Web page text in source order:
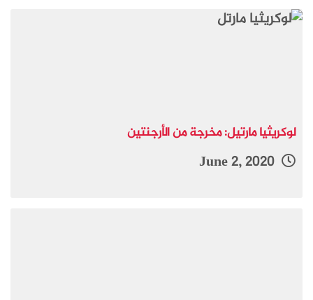
لوكريثيا مارتيل: مخرجة من الأرجنتين